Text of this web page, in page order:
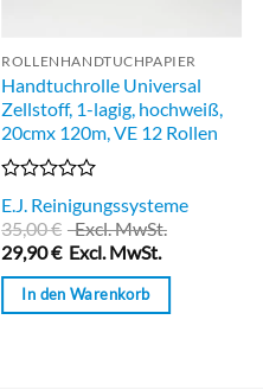
ROLLENHANDTUCHPAPIER
Handtuchrolle Universal
Zellstoff, 1-lagig, hochweiß,
20cmx 120m, VE 12 Rollen
Bewertet
mit
0
von
5
E.J. Reinigungssysteme
35,00€ Excl. MwSt.
29,90€ Excl. MwSt.
In den Warenkorb